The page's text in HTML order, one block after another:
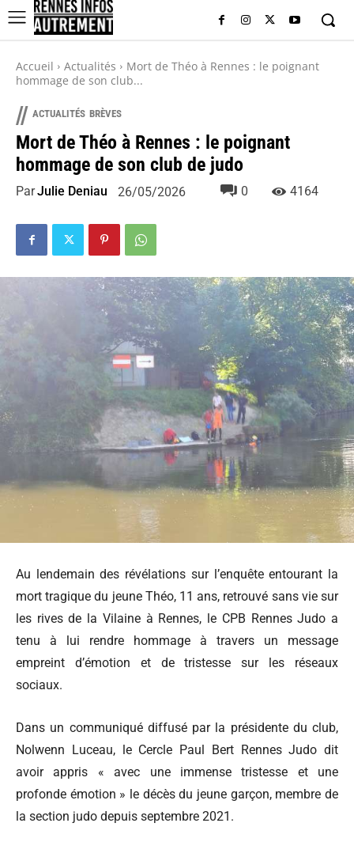
Accueil Actualités
Mort de Théo à Rennes : le poignant
hommage de son club...
// ACTUALITÉS BRÈVES
Mort de Théo à Rennes : le poignant
hommage de son club de judo
ParJulie Deniau 26/05/2026 0 4164
Au lendemain des révélations sur l’enquête entourant la
mort tragique du jeune Théo, 11 ans, retrouvé sans vie sur
les rives de la Vilaine à Rennes, le CPB Rennes Judo a
tenu à lui rendre hommage à travers un message
empreint d’émotion et de tristesse sur les réseaux
sociaux.
Dans un communiqué diffusé par la présidente du club,
Nolwenn Luceau, le Cercle Paul Bert Rennes Judo dit
avoir appris « avec une immense tristesse et une
profonde émotion » le décès du jeune garçon, membre de
la section judo depuis septembre 2021.